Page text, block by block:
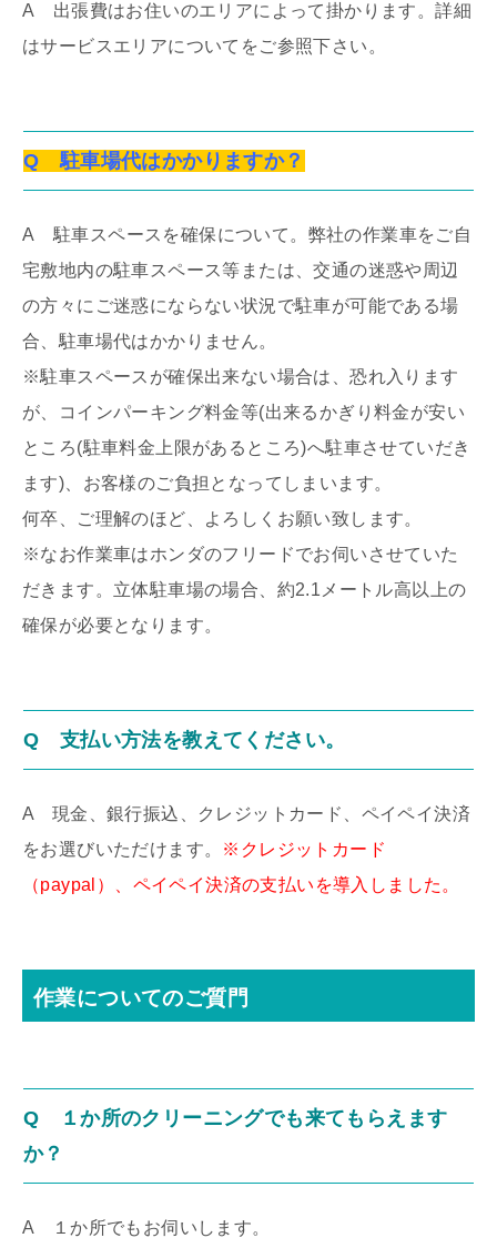
A
出張費はお住いのエリアによって掛かります。詳細
はサービスエリアについてをご参照下さい。
Q 駐車場代はかかりますか？
A 駐車スペースを確保について。弊社の作業車をご自
宅敷地内の駐車スペース等または、交通の迷惑や周辺
の方々にご迷惑にならない状況で駐車が可能である場
合、駐車場代はかかりません。
※駐車スペースが確保出来ない場合は、恐れ入ります
が、コインパーキング料金等(出来るかぎり料金が安い
ところ(駐車料金上限があるところ)へ駐車させていだき
ます)、お客様のご負担となってしまいます。
何卒、ご理解のほど、よろしくお願い致します。
※なお作業車はホンダのフリードでお伺いさせていた
だきます。立体駐車場の場合、約2.1メートル高以上の
確保が必要となります。
Q 支払い方法を教えてください。
A 現金、銀行振込、クレジットカード、ペイペイ決済
をお選びいただけます。 ※クレジットカード
（paypal）、ペイペイ決済の支払いを導入しました。
作業についてのご質門
Q １か所のクリーニングでも来てもらえます
か？
A １か所でもお伺いします。